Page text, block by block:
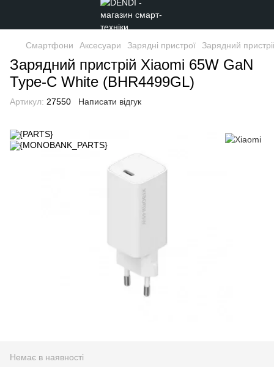
Смартфони Аксесуари Зарядні пристрої Зарядний
Зарядний пристрій Xiaomi 65W GaN
Type-C White (BHR4499GL)
Артикул: 27550 Написати відгук
Немає в наявності